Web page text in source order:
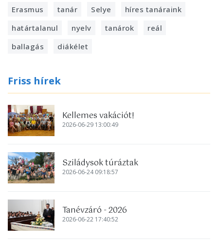
Erasmus tanár Selye
híres tanáraink
határtalanul
nyelv tanárok
reál
ballagás
diákélet
Friss hírek
2026-06-29 13:00:49
Kellemes vakációt!
2026-06-24 09:18:57
Sziládysok túráztak
2026-06-22 17:40:52
Tanévzáró - 2026